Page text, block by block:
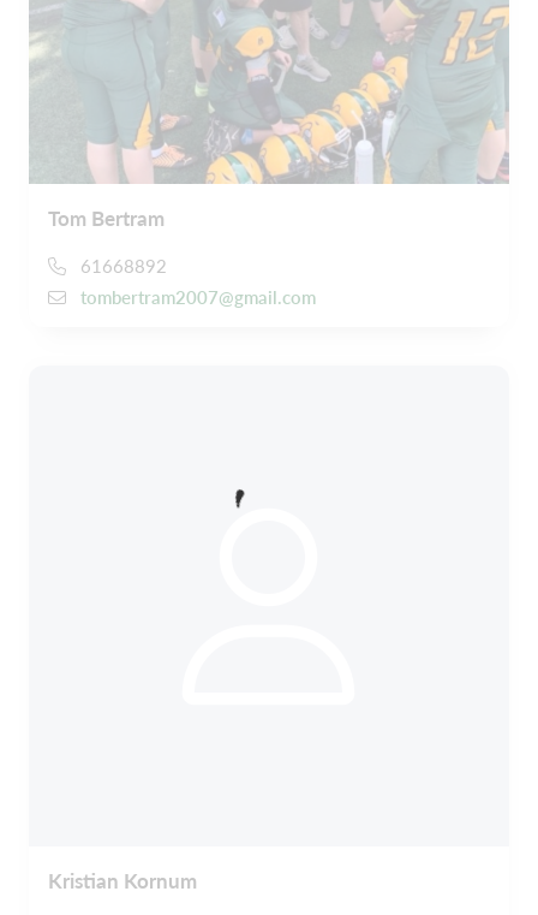
Tom Bertram
61668892
tombertram2007@gmail.com
Kristian Kornum